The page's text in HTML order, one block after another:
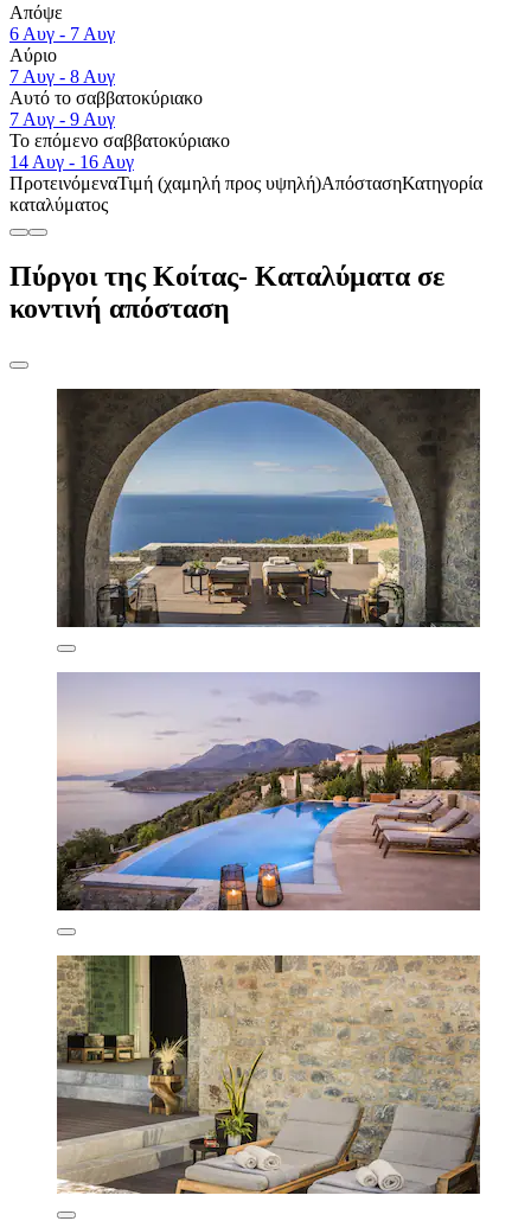
Απόψε
6 Αυγ - 7 Αυγ
Αύριο
7 Αυγ - 8 Αυγ
Αυτό το σαββατοκύριακο
7 Αυγ - 9 Αυγ
Το επόμενο σαββατοκύριακο
14 Αυγ - 16 Αυγ
ΠροτεινόμεναΤιμή (χαμηλή προς υψηλή)ΑπόστασηΚατηγορία
καταλύματος
Πύργοι της Κοίτας- Καταλύματα σε
κοντινή απόσταση